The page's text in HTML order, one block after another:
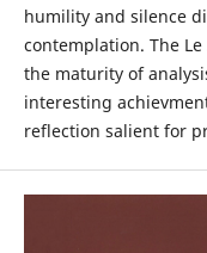
humility and silence
contemplation. The
the maturity of
interesting
reflection salient for